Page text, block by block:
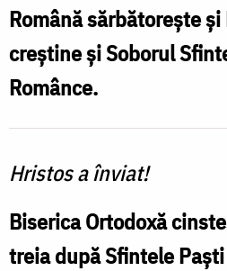
Mironosițelor)
Foto:
Oana
Nechifor
Română sărbătorește
creștine și Soborul
Românce.
Hristos a înviat!
Biserica Ortodoxă
treia după Sfintele